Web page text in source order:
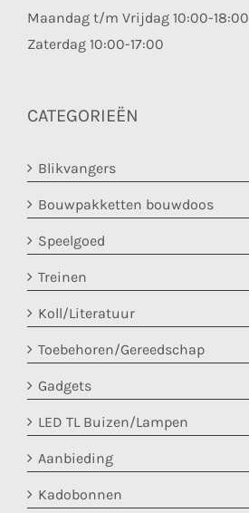
Maandag t/m Vrijdag 10:00-18:00
Zaterdag 10:00-17:00
CATEGORIEËN
Blikvangers
Bouwpakketten bouwdoos
Speelgoed
Treinen
Koll/Literatuur
Toebehoren/Gereedschap
Gadgets
LED TL Buizen/Lampen
Aanbieding
Kadobonnen